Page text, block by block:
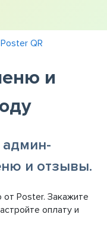
Poster QR
и
админ-
и отзывы.
Poster. Закажите
оплату и